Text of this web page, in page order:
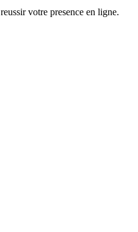
votre presence en ligne.